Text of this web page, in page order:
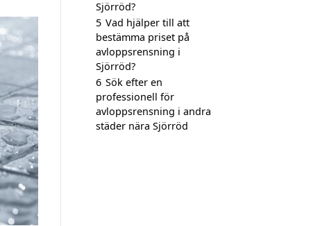
Sjörröd?
5 Vad hjälper till att
bestämma priset på
avloppsrensning i
Sjörröd?
6 Sök efter en
professionell för
avloppsrensning i andra
städer nära Sjörröd